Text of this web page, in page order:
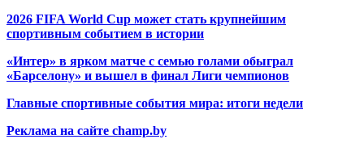
2026 FIFA World Cup может стать крупнейшим
спортивным событием в истории
«Интер» в ярком матче с семью голами обыграл
«Барселону» и вышел в финал Лиги чемпионов
Главные спортивные события мира: итоги недели
Реклама на сайте champ.by